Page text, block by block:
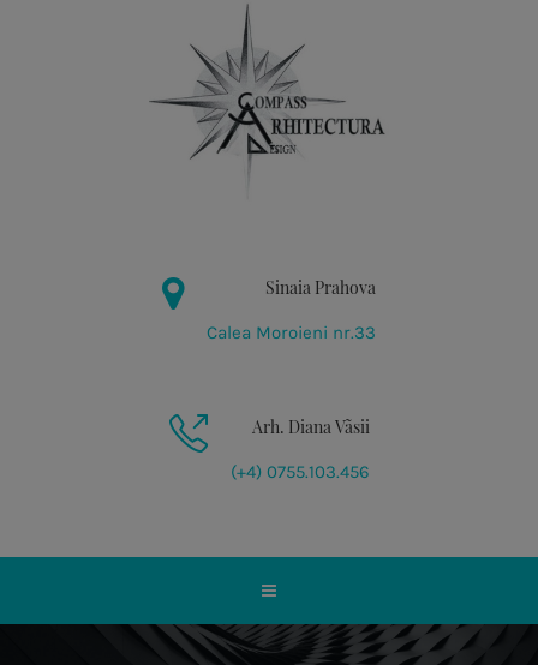
Sinaia Prahova
Calea Moroieni nr.33
Arh. Diana Vãsii
(+4) 0755.103.456